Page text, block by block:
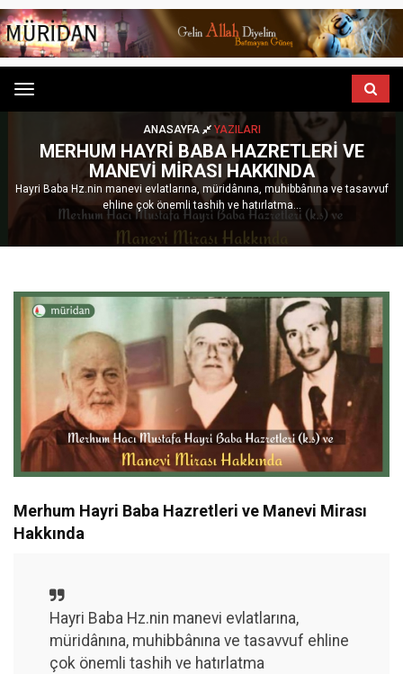
Menu
ANASAYFA YAZILARI
MERHUM HAYRI BABA HAZRETLERI VE
MANEVI MIRASI HAKKINDA
Hayri Baba Hz.nin manevi evlatlarına, müridânına, muhibbânına ve tasavvuf
ehline çok önemli tashih ve hatırlatma...
Merhum Hayri Baba Hazretleri ve Manevi Mirası
Hakkında
Hayri Baba Hz.nin manevi evlatlarına,
müridânına, muhibbânına ve tasavvuf ehline
çok önemli tashih ve hatırlatma